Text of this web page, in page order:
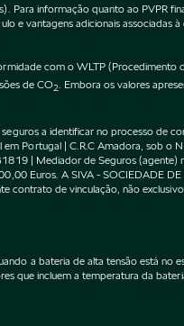
informação quanto ao PVPR
e vantagens adicionais
com o WLTP (Procedimento
de CO2 . Embora os valores
a identificar no processo de
Portugal | C.R.C Amadora, sob
| Mediador de Seguros
Euros. A SIVA - SOCIEDADE
de vinculação, não
a bateria de alta tensão está no
incluem a temperatura da